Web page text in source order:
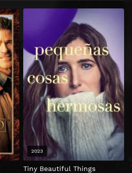
Tiny Beautiful Things
2023